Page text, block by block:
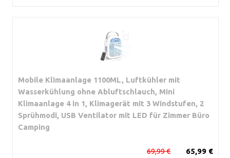
Mobile Klimaanlage 1100ML, Luftkühler mit
Wasserkühlung ohne Abluftschlauch, Mini
Klimaanlage 4 in 1, Klimagerät mit 3 Windstufen, 2
Sprühmodi, USB Ventilator mit LED für Zimmer Büro
Camping
65,99 €
69,99 €